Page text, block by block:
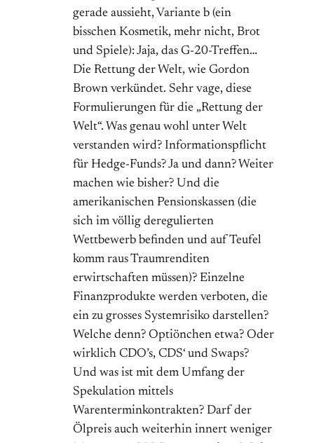
gerade aussieht, Variante b (ein
bisschen Kosmetik, mehr nicht, Brot
und Spiele): Jaja, das G-20-Treffen…
Die Rettung der Welt, wie Gordon
Brown verkündet. Sehr vage, diese
Formulierungen für die „Rettung der
Welt“. Was genau wohl unter Welt
verstanden wird? Informationspflicht
für Hedge-Funds? Ja und dann? Weiter
machen wie bisher? Und die
amerikanischen Pensionskassen (die
sich im völlig deregulierten
Wettbewerb befinden und auf Teufel
komm raus Traumrenditen
erwirtschaften müssen)? Einzelne
Finanzprodukte werden verboten, die
ein zu grosses Systemrisiko darstellen?
Welche denn? Optiönchen etwa? Oder
wirklich CDO’s, CDS‘ und Swaps?
Und was ist mit dem Umfang der
Spekulation mittels
Warenterminkontrakten? Darf der
Ölpreis auch weiterhin innert weniger